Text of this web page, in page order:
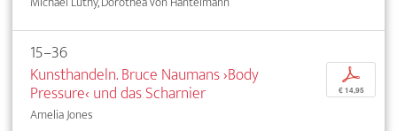
15–36
Kunsthandeln. Bruce Naumans ›Body
Pressure‹ und das Scharnier
Amelia Jones
p
€ 14,95